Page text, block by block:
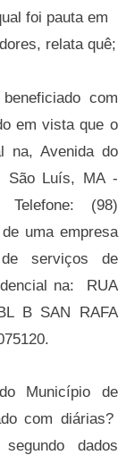
foi pauta em
relata quê;
com
em vista que o
na, Avenida do
São Luís, MA -
(98)
uma empresa
serviços de
na:
RUA
B SAN RAFA
Município de
com diárias?
dados